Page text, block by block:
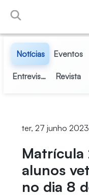
Pular para o Conteúdo
Notícias Eventos
Entrevistas Revista
ter, 27 junho
Matrícula
alunos
no dia 8